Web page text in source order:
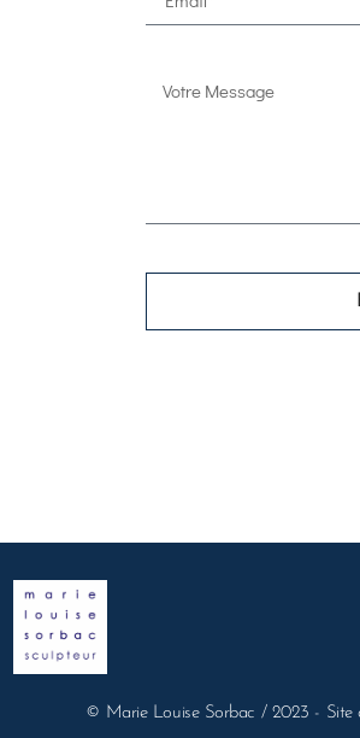
© Marie Louise Sorbac / 2023 - Site